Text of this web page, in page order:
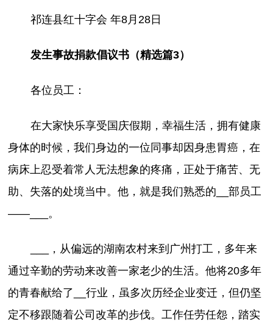
祁连县红十字会 年8月28日
发生事故捐款倡议书（精选篇3）
各位员工：
在大家快乐享受国庆假期，幸福生活，拥有健康
身体的时候，我们身边的一位同事却因身患胃癌，在
病床上忍受着常人无法想象的疼痛，正处于痛苦、无
助、失落的处境当中。他，就是我们熟悉的__部员工
——___。
___，从偏远的湖南农村来到广州打工，多年来
通过辛勤的劳动来改善一家老少的生活。他将20多年
的青春献给了__行业，虽多次历经企业变迁，但仍坚
定不移跟随着公司改革的步伐。工作任劳任怨，踏实